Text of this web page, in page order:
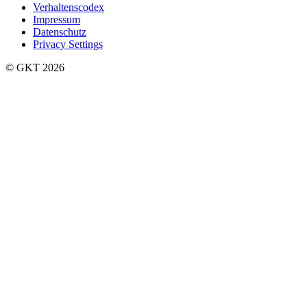
Verhaltenscodex
Impressum
Datenschutz
Privacy Settings
©️ GKT 2026